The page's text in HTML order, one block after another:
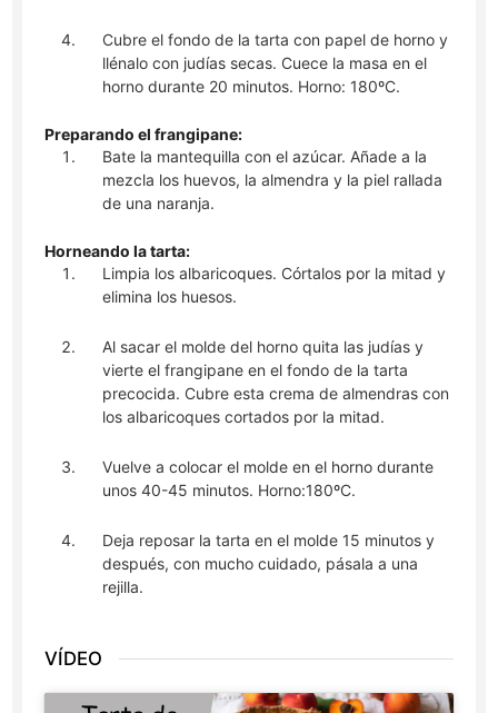
Cubre el fondo de la tarta con papel de horno y
llénalo con judías secas. Cuece la masa en el
horno durante 20 minutos. Horno: 180ºC.
Preparando el frangipane:
Bate la mantequilla con el azúcar. Añade a la
mezcla los huevos, la almendra y la piel rallada
de una naranja.
Horneando la tarta:
Limpia los albaricoques. Córtalos por la mitad y
elimina los huesos.
Al sacar el molde del horno quita las judías y
vierte el frangipane en el fondo de la tarta
precocida. Cubre esta crema de almendras con
los albaricoques cortados por la mitad.
Vuelve a colocar el molde en el horno durante
unos 40-45 minutos. Horno:180ºC.
Deja reposar la tarta en el molde 15 minutos y
después, con mucho cuidado, pásala a una
rejilla.
VÍDEO